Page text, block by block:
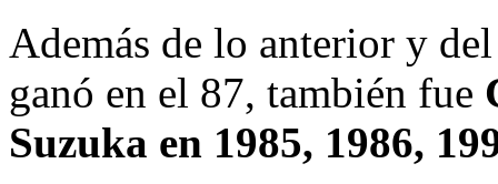
Además de lo anterior y
ganó en el 87, también fue
Suzuka en 1985, 1986,